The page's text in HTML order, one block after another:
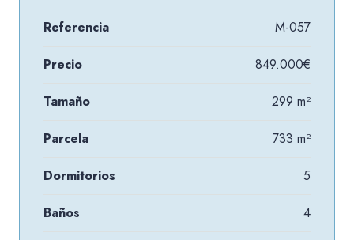
Referencia M-057
Precio 849.000€
Tamaño 299 m²
Parcela 733 m²
Dormitorios 5
Baños 4